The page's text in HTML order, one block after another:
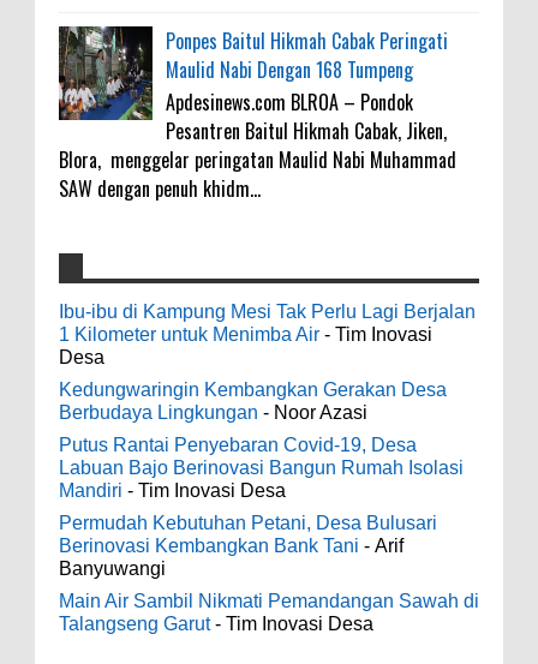
Ponpes Baitul Hikmah Cabak Peringati
Maulid Nabi Dengan 168 Tumpeng
Apdesinews.com BLROA – Pondok
Pesantren Baitul Hikmah Cabak, Jiken,
Blora, menggelar peringatan Maulid Nabi Muhammad
SAW dengan penuh khidm...
4000 Petani Hutan Blora Bakal Digelontor
Bantuan CSR Jumbo dan Bibit Ternak Gratis
0 8-4-2026
Indonesia Ceria Run Diharapkan Bawa
Dampak Positif Bagi Olah Raga dan
Ekonomi Blora
0 8-2-2026
Dari SILPA 90 Miliar Hingga Masalah Air
Bersih Bupati Blora Beberkan Solusi di
Paripurna DPRD
7-28-2026
galateapacino:
3-6-2022
Men's Black Titanium Wedding Band -
The Ottawa SenatorsThe Men's Black titanium i
phone case Titanium Wedding Band is the
world's first dedicated wedding band how strong
is titanium for Wo...
3-4-2022
Casino - DrmcdCasino is 부산광역 출
장안마 open and excited 고양 출장샵 to welcome
you back 의정부 출장샵 to a 제주도 출장마사지
Ibu-ibu di Kampung Mesi Tak Perlu Lagi Berjalan
1 Kilometer untuk Menimba Air - Tim Inovasi
Desa
Kedungwaringin Kembangkan Gerakan Desa
Berbudaya Lingkungan - Noor Azasi
Putus Rantai Penyebaran Covid-19, Desa
Labuan Bajo Berinovasi Bangun Rumah Isolasi
Mandiri - Tim Inovasi Desa
Permudah Kebutuhan Petani, Desa Bulusari
Berinovasi Kembangkan Bank Tani - Arif
Banyuwangi
Main Air Sambil Nikmati Pemandangan Sawah di
Talangseng Garut- Tim Inovasi Desa